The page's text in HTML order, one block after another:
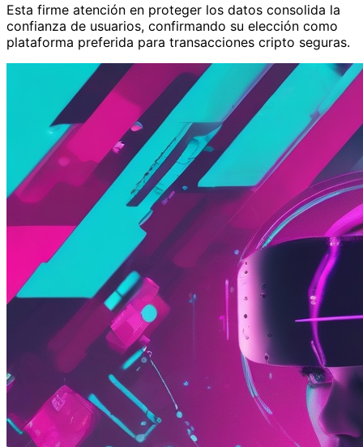
Esta firme atención en proteger los datos consolida la
confianza de usuarios, confirmando su elección como
plataforma preferida para transacciones cripto seguras.